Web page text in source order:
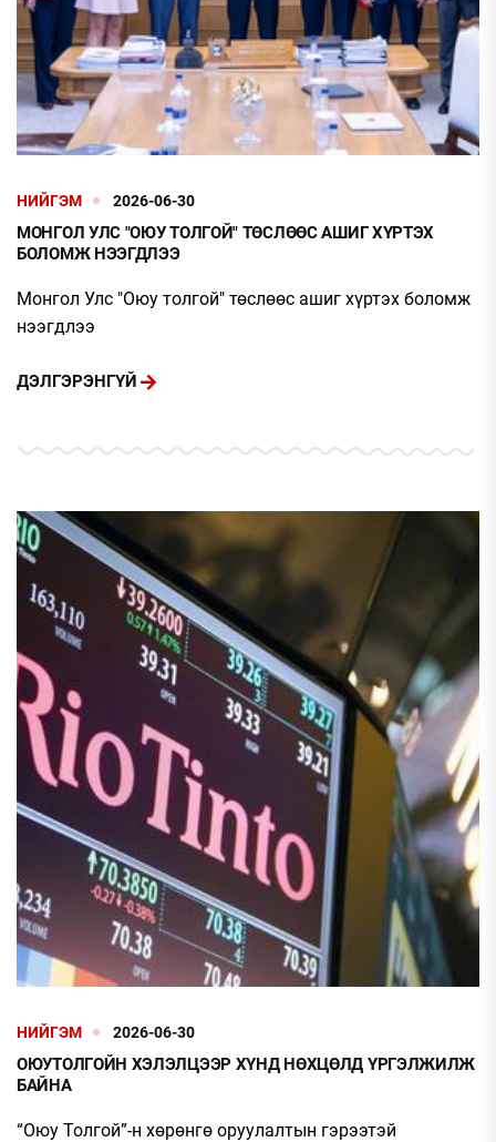
НИЙГЭМ 2026-06-30
МОНГОЛ УЛС "ОЮУ ТОЛГОЙ" ТӨСЛӨӨС АШИГ ХҮРТЭХ
БОЛОМЖ НЭЭГДЛЭЭ
Монгол Улс "Оюу толгой" төслөөс ашиг хүртэх боломж
нээгдлээ
ДЭЛГЭРЭНГҮЙ
НИЙГЭМ 2026-06-30
ОЮУТОЛГОЙН ХЭЛЭЛЦЭЭР ХҮНД НӨХЦӨЛД ҮРГЭЛЖИЛЖ
БАЙНА
“Оюу Толгой”-н хөрөнгө оруулалтын гэрээтэй